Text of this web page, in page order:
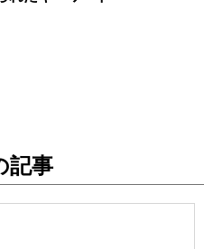
記事